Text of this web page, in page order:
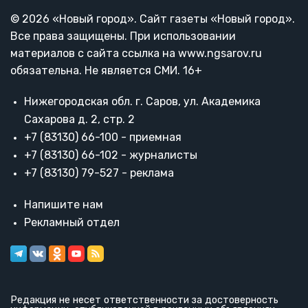
© 2026 «Новый город». Cайт газеты «Новый город».
Все права защищены. При использовании
материалов с сайта ссылка на www.ngsarov.ru
обязательна. Не является СМИ. 16+
Нижегородская обл. г. Саров, ул. Академика
Сахарова д. 2, стр. 2
+7 (83130) 66-100 - приемная
+7 (83130) 66-102 - журналисты
+7 (83130) 79-527 - реклама
Напишите нам
Рекламный отдел
Редакция не несет ответственности за достоверность